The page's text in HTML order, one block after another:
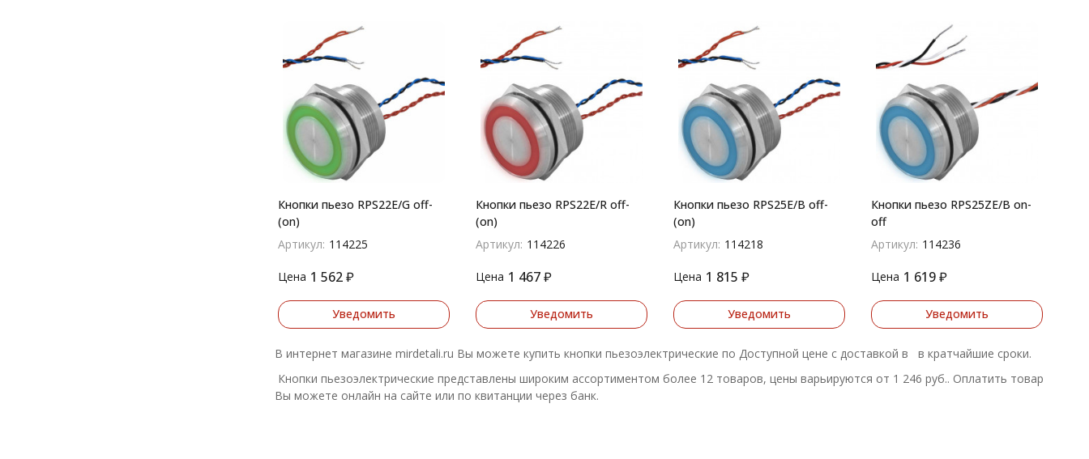
Кнопки пьезо RPS22E/G off-
(on)
Артикул: 114225
Цена 1 562 ₽
Уведомить
Кнопки пьезо RPS22E/R off-
(on)
Артикул: 114226
Цена 1 467 ₽
Уведомить
Кнопки пьезо RPS25E/B off-
(on)
Артикул: 114218
Цена 1 815 ₽
Уведомить
Кнопки пьезо RPS25ZE/B on-
off
Артикул: 114236
Цена 1 619 ₽
Уведомить
В интернет магазине mirdetali.ru Вы можете купить кнопки пьезоэлектрические по Доступной цене с доставкой в в кратчайшие сроки.
Кнопки пьезоэлектрические представлены широким ассортиментом более 12 товаров, цены варьируются от 1 246 руб.. Оплатить товар
Вы можете онлайн на сайте или по квитанции через банк.